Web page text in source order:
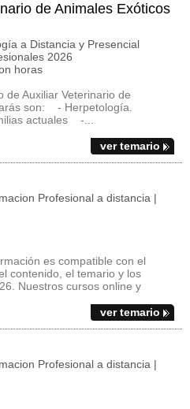
de Animales Exóticos
a Distancia y Presencial
2026
horas
de Auxiliar Veterinario de
son: - Herpetología.
actuales -...
ver temario
Profesional a distancia |
es compatible con el
contenido, el temario y los
Nuestros cursos online y
ver temario
Profesional a distancia |